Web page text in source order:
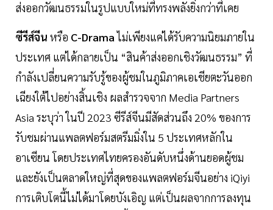
ส่งออกวัฒนธรรมในรูปแบบใหม่ที่ทรงพลังยิ่งกว่าที่เคย
ซีรีส์จีน หรือ C-Dramaไม่เพียงแค่ได้รับความนิยมภายใน
ประเทศ แต่ได้กลายเป็น “สินค้าส่งออกเชิงวัฒนธรรม” ที่
กำลังเปลี่ยนความรับรู้ของผู้ชมในภูมิภาคเอเชียตะวันออก
เฉียงใต้ไปอย่างสิ้นเชิง ผลสำรวจจาก Media Partners
Asia ระบุว่า ในปี 2023 ซีรีส์จีนมีสัดส่วนถึง 20% ของการ
รับชมผ่านแพลตฟอร์มสตรีมมิ่งใน 5 ประเทศหลักใน
อาเซียน โดยประเทศไทยครองอันดับหนึ่งด้านยอดผู้ชม
และยังเป็นตลาดใหญ่ที่สุดของแพลตฟอร์มจีนอย่าง iQiyi
การเติบโตนี้ไม่ได้มาโดยบังเอิญ แต่เป็นผลจากการลงทุน